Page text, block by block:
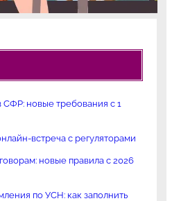
СФР: новые требования с 1
встреча с регуляторами
новые правила с 2026
по УСН: как заполнить